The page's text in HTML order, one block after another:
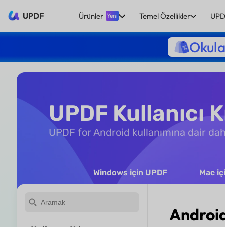
UPDF Ürünler Yeni Temel Özellikler
UPDF Kullanıcı
UPDF for Android kullanımına dair
Windows için UPDF Mac